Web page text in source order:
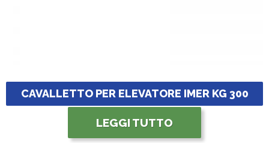
CAVALLETTO PER ELEVATORE IMER KG 300
LEGGI TUTTO